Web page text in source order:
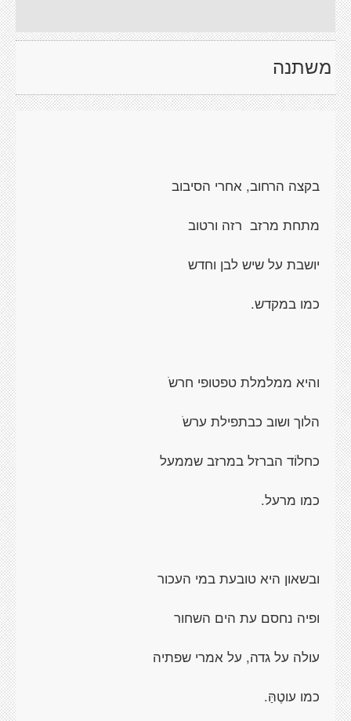
משתנה
בקצה הרחוב, אחרי הסיבוב
מתחת מרזב רזה ורטוב
יושבת על שיש לבן וחדש
כמו במקדש.
והיא ממלמלת טפטופי חרשֹ
הלוך ושוב כבתפילת ערשֹ
כחלוֹד הברזל במרזב שממעל
כמו מרעל.
ובשאון היא טובעת במי העכור
ופיה נחסם עת הים השחור
עולה על גדה, על אמרי שפתיה
כמו עוטֶהַּ.